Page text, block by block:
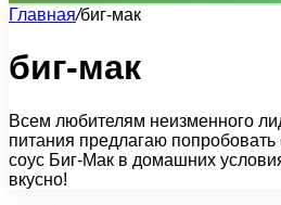
Главная/биг-мак
биг-мак
Всем любителям неизменного
питания предлагаю
соус Биг-Мак в домашних
вкусно!